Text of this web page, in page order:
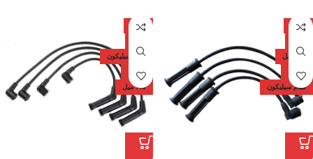
ایران
7.5 میل
برنجی
تمام سیلیکون
ایران
تمام سیلیکون
برنجی
7.5 میل